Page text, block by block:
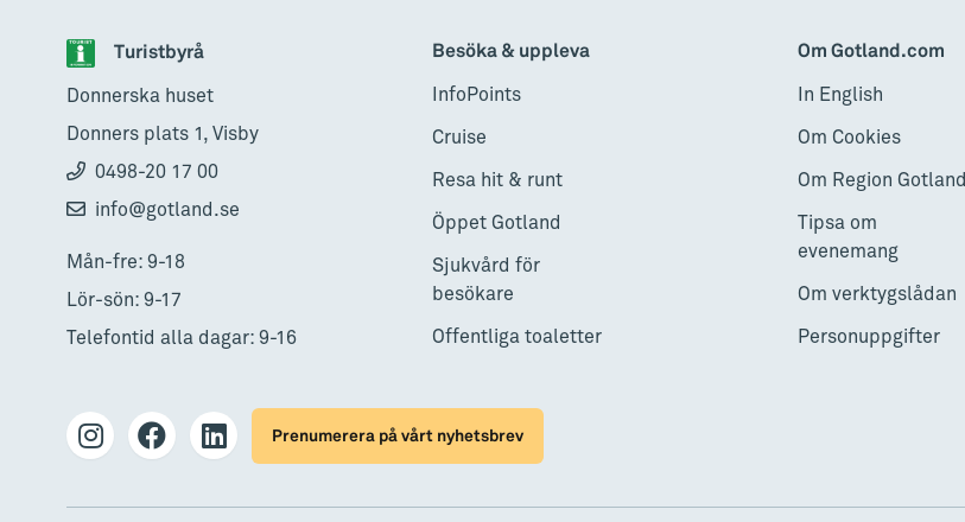
Turistbyrå
Donnerska huset
Donners plats 1, Visby
0498-20 17 00
info@gotland.se
Mån-fre: 9-18
Lör-sön: 9-17
Telefontid alla dagar: 9-16
Besöka & uppleva
InfoPoints
Cruise
Resa hit & runt
Öppet Gotland
Sjukvård för
besökare
Offentliga toaletter
Om Gotland.com
In English
Om Cookies
Om Region Gotland
Tipsa om
evenemang
Om verktygslådan
Personuppgifter
Prenumerera på vårt nyhetsbrev